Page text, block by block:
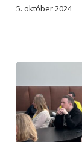
5. október 2024